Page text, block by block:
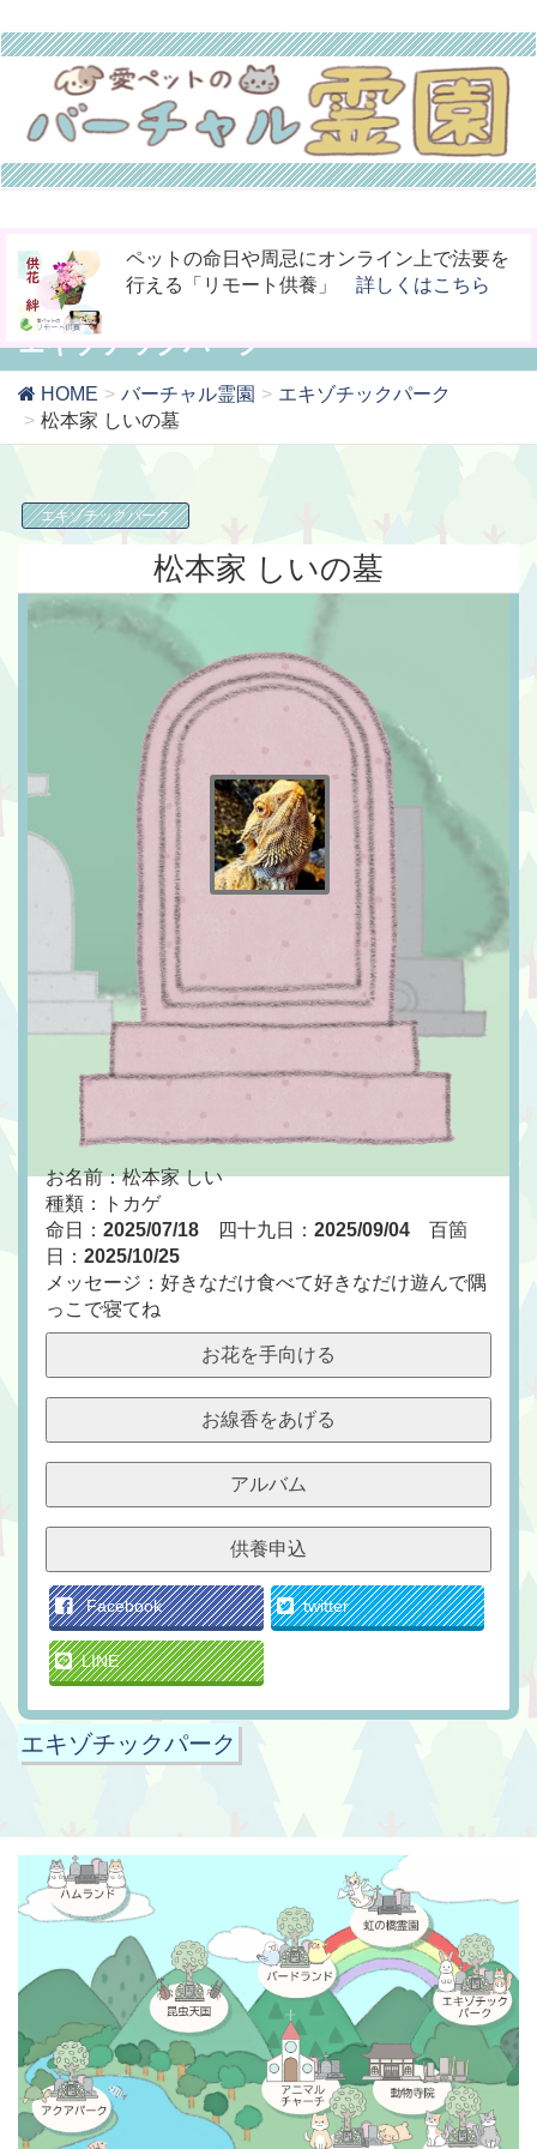
今までなかった！小動物専用の桐のお骨入れ
「タイムBOX桐」詳しくはこちら
お骨壷をコンパクト化！お手元供養の新しい
カタチ「やすら木の箱」 詳しくはこちら
ペットの命日や周忌にオンライン上で法要を
行える「リモート供養」 詳しくはこちら
エキゾチックパーク
HOME バーチャル霊園
エキゾチックパーク
松本家 しいの墓
エキゾチックパーク
松本家 しいの墓
お名前：松本家 しい
種類：トカゲ
命日： 2025/07/18 四十九日： 2025/09/04 百箇
日： 2025/10/25
メッセージ：好きなだけ食べて好きなだけ遊んで隅
っこで寝てね
お花を手向ける
お線香をあげる
アルバム
供養申込
Facebook twitter
LINE
エキゾチックパーク